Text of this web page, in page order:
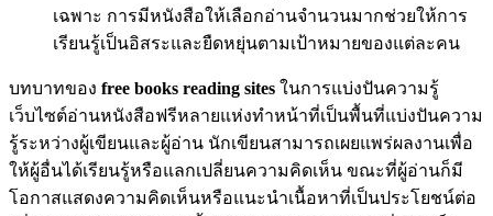
เฉพาะ การมีหนังสือให้เลือกอ่านจำนวนมากช่วยให้การ
เรียนรู้เป็นอิสระและยืดหยุ่นตามเป้าหมายของแต่ละคน
บทบาทของ free books reading sites ในการแบ่งปันความรู้
เว็บไซต์อ่านหนังสือฟรีหลายแห่งทำหน้าที่เป็นพื้นที่แบ่งปันความ
รู้ระหว่างผู้เขียนและผู้อ่าน นักเขียนสามารถเผยแพร่ผลงานเพื่อ
ให้ผู้อื่นได้เรียนรู้หรือแลกเปลี่ยนความคิดเห็น ขณะที่ผู้อ่านก็มี
โอกาสแสดงความคิดเห็นหรือแนะนำเนื้อหาที่เป็นประโยชน์ต่อ